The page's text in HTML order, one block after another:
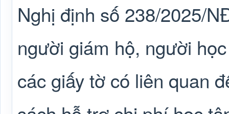
Nghị định số 238/2025/
người giám hộ, người
các giấy tờ có liên quan